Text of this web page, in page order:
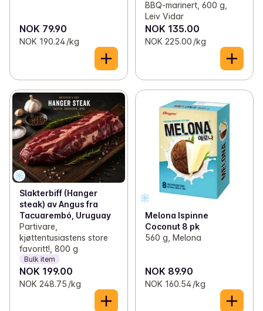
NOK 79.90
NOK 190.24 /kg
BBQ-marinert, 600 g,
Leiv Vidar
NOK 135.00
NOK 225.00 /kg
Slakterbiff (Hanger
steak) av Angus fra
Tacuarembó, Uruguay
Partivare,
kjøttentusiastens store
favoritt!, 800 g
Bulk item
NOK 199.00
NOK 248.75 /kg
Melona Ispinne
Coconut 8 pk
560 g, Melona
NOK 89.90
NOK 160.54 /kg